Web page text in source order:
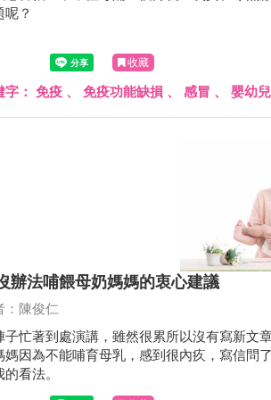
呢？
收藏
字： 免疫 、 免疫功能缺損 、 感冒 、 嬰幼兒
辦法哺餵母奶媽媽的衷心建議
：陳俊仁
子忙著到處演講，雖然很累所以沒有寫新文
媽因為不能哺育母乳，感到很內疚，寫信問
看法。